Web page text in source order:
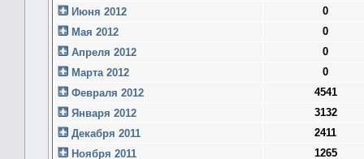
Июня 2012
0
Мая 2012
0
Апреля 2012
0
Марта 2012
0
Февраля 2012
4541
Января 2012
3132
Декабря 2011
2411
Ноября 2011
1265